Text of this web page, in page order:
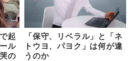
起
ル
の
「保守、リベラル」と「ネ
トウヨ、パヨク」は何が違
うのか